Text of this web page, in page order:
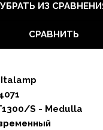
УБРАТЬ ИЗ
СРАВНИТЬ
Italamp
S - Medulla